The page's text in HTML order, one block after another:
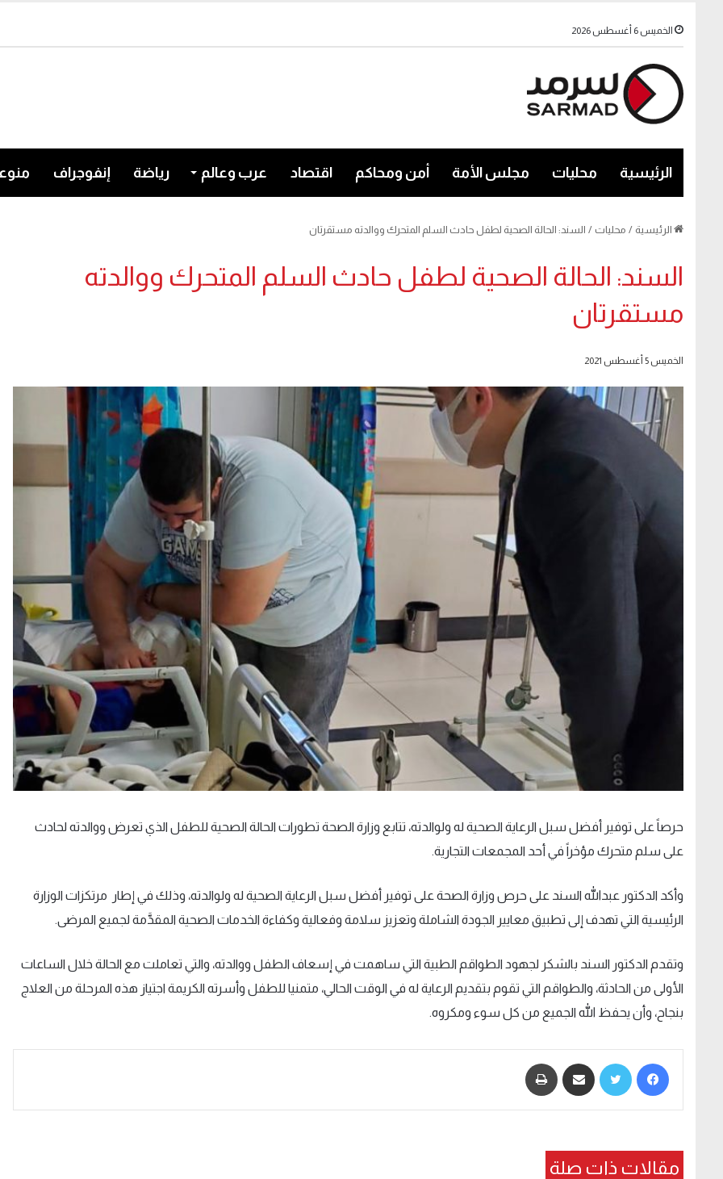
الخميس 6 أغسطس 2026
الرئيسية محليات مجلس الأمة أمن ومحاكم اقتصاد عرب وعالم رياضة إنفوجراف
الرئيسية / محليات / السند: الحالة الصحية لطفل حادث السلم المتحرك ووالدته مستقرتان
السند: الحالة الصحية لطفل حادث السلم المتحرك ووالدته
مستقرتان
الخميس 5 أغسطس 2021
حرصاً على توفير أفضل سبل الرعاية الصحية له ولوالدته، تتابع وزارة الصحة تطورات الحالة الصحية للطفل الذي تعرض ووالدته لحادث
على سلم متحرك مؤخراً في أحد المجمعات التجارية.
وأكد الدكتور عبدالله السند على حرص وزارة الصحة على توفير أفضل سبل الرعاية الصحية له ولوالدته، وذلك في إطار مرتكزات الوزارة
الرئيسية التي تهدف إلى تطبيق معايير الجودة الشاملة وتعزيز سلامة وفعالية وكفاءة الخدمات الصحية المقدَّمة لجميع المرضى.
وتقدم الدكتور السند بالشكر لجهود الطواقم الطبية التي ساهمت في إسعاف الطفل ووالدته، والتي تعاملت مع الحالة خلال الساعات
الأولى من الحادثة، والطواقم التي تقوم بتقديم الرعاية له في الوقت الحالي، متمنيا للطفل وأسرته الكريمة اجتياز هذه المرحلة من العلاج
بنجاح، وأن يحفظ الله الجميع من كل سوء ومكروه.
مقالات ذات صلة